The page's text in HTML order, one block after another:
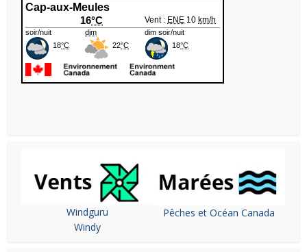
Windguru
Windy
Pêches et Océan Canada